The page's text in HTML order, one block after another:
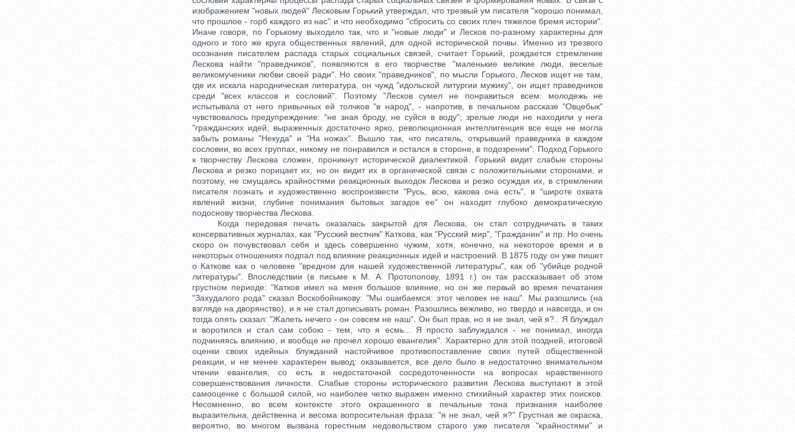
изображением "новых людей" Лесковым Горький утверждал, что трезвый ум писателя "хорошо понимал,
что прошлое - горб каждого из нас" и что необходимо "сбросить со своих плеч тяжелое бремя истории".
Иначе говоря, по Горькому выходило так, что и "новые люди" и Лесков по-разному характерны для
одного и того же круга общественных явлений, для одной исторической почвы. Именно из трезвого
осознания писателем распада старых социальных связей, считает Горький, рождается стремление
Лескова найти "праведников", появляются в его творчестве "маленькие великие люди, веселые
великомученики любви своей ради". Но своих "праведников", по мысли Горького, Лесков ищет не там,
где их искала народническая литература, он чужд "идольской литургии мужику", он ищет праведников
среди "всех классов и сословий". Поэтому "Лесков сумел не понравиться всем: молодежь не
испытывала от него привычных ей толчков "в народ", - напротив, в печальном рассказе "Овцебык"
чувствовалось предупреждение: "не зная броду, не суйся в воду"; зрелые люди не находили у нега
"гражданских идей, выраженных достаточно ярко, революционная интеллигенция все еще не могла
забыть романы "Некуда" и "На ножах". Вышло так, что писатель, открывший праведника в каждом
сословии, во всех группах, никому не понравился и остался в стороне, в подозрении". Подход Горького
к творчеству Лескова сложен, проникнут исторической диалектикой. Горький видит слабые стороны
Лескова и резко порицает их, но он видит их в органической связи с положительными сторонами, и
поэтому, не смущаясь крайностями реакционных выходок Лескова и резко осуждая их, в стремлении
писателя познать и художественно воспроизвести "Русь, всю, какова она есть", в "широте охвата
явлений жизни, глубине понимания бытовых загадок ее" он находит глубоко демократическую
подоснову творчества Лескова.
Когда передовая печать оказалась закрытой для Лескова, он стал сотрудничать в таких
консервативных журналах, как "Русский вестник" Каткова, как "Русский мир", "Гражданин" и пр. Но очень
скоро он почувствовал себя и здесь совершенно чужим, хотя, конечно, на некоторое время и в
некоторых отношениях подпал под влияние реакционных идей и настроений. В 1875 году он уже пишет
о Каткове как о человеке "вредном для нашей художественной литературы", как об "убийце родной
литературы". Впоследствии (в письме к М. А. Протопопову, 1891 г.) он так рассказывает об этом
грустном периоде: "Катков имел на меня большое влияние, но он же первый во время печатания
"Захудалого рода" сказал Воскобойникову: "Мы ошибаемся: этот человек не наш". Мы разошлись (на
взгляде на дворянство), и я не стал дописывать роман. Разошлись вежливо, но твердо и навсегда, и он
тогда опять сказал: "Жалеть нечего - он совсем не наш". Он был прав, но я не знал, чей я?.. Я блуждал
и воротился и стал сам собою - тем, что я есмь... Я просто заблуждался - не понимал, иногда
подчиняясь влиянию, и вообще не прочел хорошо евангелия". Характерно для этой поздней, итоговой
оценки своих идейных блужданий настойчивое противопоставление своих путей общественной
реакции, и не менее характерен вывод: оказывается, все дело было в недостаточно внимательном
чтении евангелия, со есть в недостаточной сосредоточенности на вопросах нравственного
совершенствования личности. Слабые стороны исторического развития Лескова выступают в этой
самооценке с большой силой, но наиболее четко выражен именно стихийный характер этих поисков.
Несомненно, во всем контексте этого окрашенного в печальные тона признания наиболее
выразительна, действенна и весома вопросительная фраза: "я не знал, чей я?" Грустная же окраска,
вероятно, во многом вызвана горестным недовольством старого уже писателя "крайностями" и